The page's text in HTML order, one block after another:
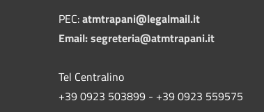
PEC:atmtrapani@legalmail.it
Email:segreteria@atmtrapani.it
Tel Centralino
+39 0923 503899 - +39 0923 559575